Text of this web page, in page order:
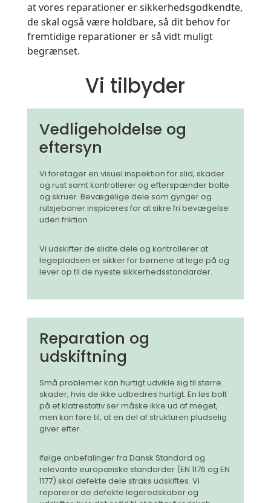
at vores reparationer er sikkerhedsgodkendte,
de skal også være holdbare, så dit behov for
fremtidige reparationer er så vidt muligt
begrænset.
Vi tilbyder
Vedligeholdelse og
eftersyn
Vi foretager en visuel inspektion for slid, skader
og rust samt kontrollerer og efterspænder bolte
og skruer. Bevægelige dele som gynger og
rutsjebaner inspiceres for at sikre fri bevægelse
uden friktion.
Vi udskifter de slidte dele og kontrollerer at
legepladsen er sikker for børnene at lege på og
lever op til de nyeste sikkerhedsstandarder.
Reparation og
udskiftning
Små problemer kan hurtigt udvikle sig til større
skader, hvis de ikke udbedres hurtigt. En løs bolt
på et klatrestativ ser måske ikke ud af meget,
men kan føre til, at en del af strukturen pludselig
giver efter.
Ifølge anbefalinger fra Dansk Standard og
relevante europæiske standarder (EN 1176 og EN
1177) skal defekte dele straks udskiftes. Vi
reparerer de defekte legeredskaber og